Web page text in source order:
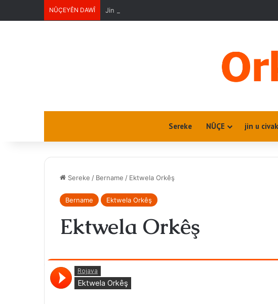
NÛÇEYÊN DAWÎ Jin û Jiyan
Sereke NÛÇE jin u civak
Sereke / Bername / Ektwela Orkêş
Bername Ektwela Orkêş
Ektwela Orkêş